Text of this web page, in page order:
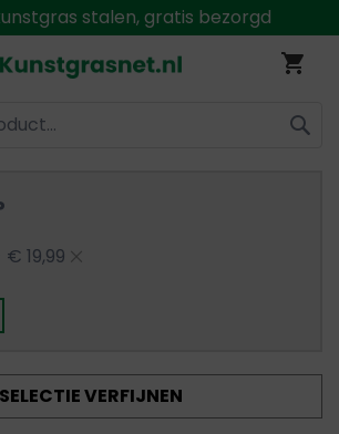
stalen, gratis bezorgd
19,99
SELECTIE VERFIJNEN